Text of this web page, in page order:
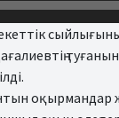
оқырмандар